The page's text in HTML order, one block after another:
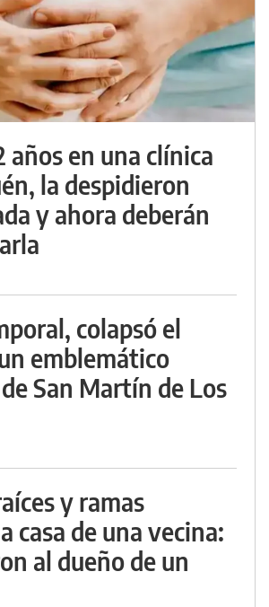
años en una clínica
la despidieron
y ahora deberán
colapsó el
emblemático
San Martín de Los
y ramas
casa de una vecina:
al dueño de un